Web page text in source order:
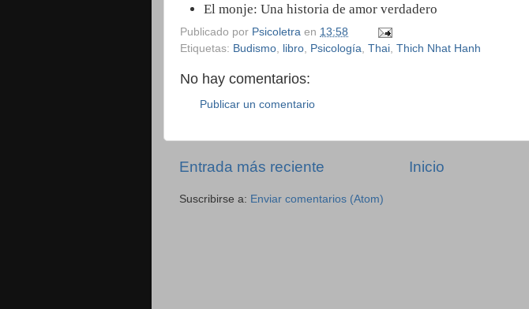
El monje: Una historia de amor verdadero
Publicado por Psicoletra en 13:58
Etiquetas: Budismo libro Psicología Thai Thich Nhat Hanh
No hay comentarios:
Publicar un comentario
Entrada más reciente Inicio
Suscribirse a: Enviar comentarios (Atom)